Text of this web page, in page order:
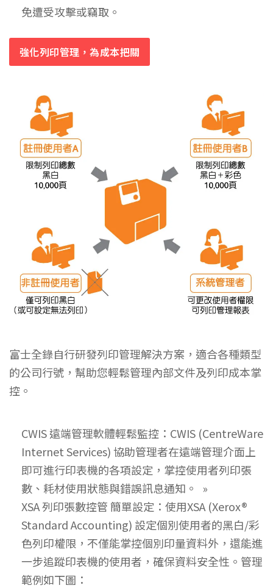
免遭受攻擊或竊取。
強化列印管理，為成本把關
富士全錄自行研發列印管理解決方案，適合各種類型
的公司行號，幫助您輕鬆管理內部文件及列印成本掌
控。
CWIS 遠端管理軟體輕鬆監控：CWIS (CentreWare
Internet Services) 協助管理者在遠端管理介面上
即可進行印表機的各項設定，掌控使用者列印張
數、耗材使用狀態與錯誤訊息通知。
XSA 列印張數控管 簡單設定：使用XSA (Xerox®
Standard Accounting) 設定個別使用者的黑白/彩
色列印權限，不僅能掌控個別印量資料外，還能進
一步追蹤印表機的使用者，確保資料安全性。管理
範例如下圖：